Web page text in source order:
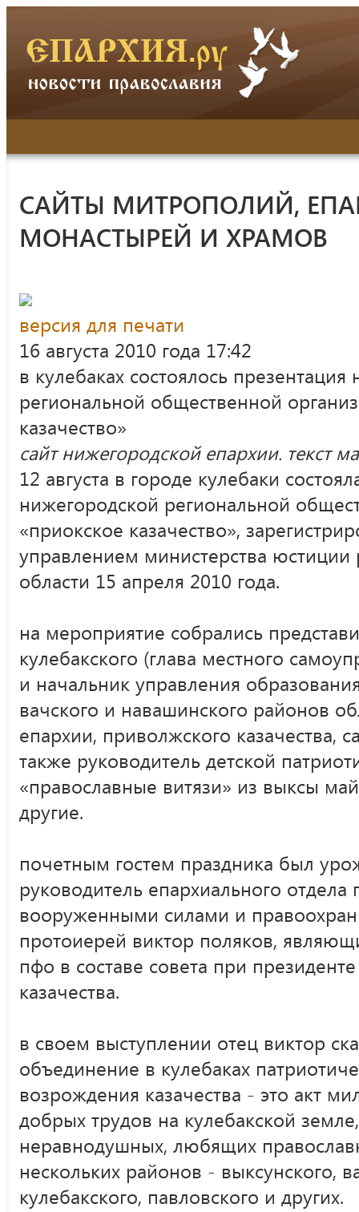
САЙТЫ МИТРОПОЛИЙ,
МОНАСТЫРЕЙ И ХРАМОВ
версия для печати
16 августа 2010 года 17:42
в кулебаках состоялось
региональной общественной
казачество»
сайт нижегородской епархии. текст
12 августа в городе кулебаки
нижегородской региональной
«приокское казачество»,
управлением министерства
области 15 апреля 2010 года.
на мероприятие собрались
кулебакского (глава местного
и начальник управления
вачского и навашинского районов
епархии, приволжского казачества,
также руководитель детской
«православные витязи» из выксы
другие.
почетным гостем праздника был
руководитель епархиального
вооруженными силами и
протоиерей виктор поляков,
пфо в составе совета при
казачества.
в своем выступлении отец виктор
объединение в кулебаках
возрождения казачества - это акт
добрых трудов на кулебакской
неравнодушных, любящих
нескольких районов - выксунского,
кулебакского, павловского и других.